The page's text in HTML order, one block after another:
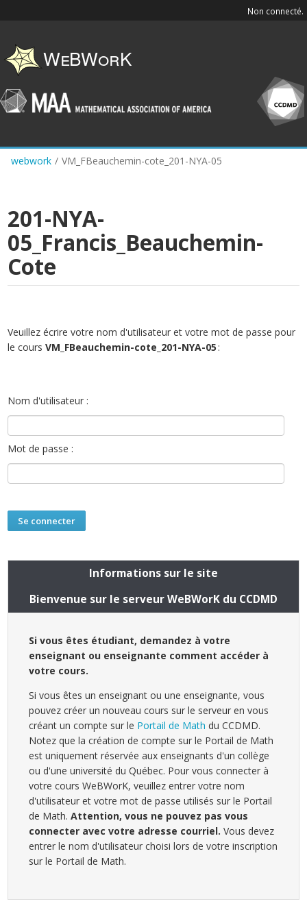
content
Non connecté.
webwork / VM_FBeauchemin-cote_201-NYA-05
201-NYA-
05_Francis_Beauchemin-
Cote
Veuillez écrire votre nom d'utilisateur et votre mot de passe pour
le coursVM_FBeauchemin-cote_201-NYA-05 :
Nom d'utilisateur :
Mot de passe :
Informations sur le site
Bienvenue sur le serveur WeBWorK du CCDMD
Si vous êtes étudiant, demandez à votre
enseignant ou enseignante comment accéder à
votre cours.
Si vous êtes un enseignant ou une enseignante, vous
pouvez créer un nouveau cours sur le serveur en vous
créant un compte sur le Portail de Math du CCDMD.
Notez que la création de compte sur le Portail de Math
est uniquement réservée aux enseignants d'un collège
ou d'une université du Québec. Pour vous connecter à
votre cours WeBWorK, veuillez entrer votre nom
d'utilisateur et votre mot de passe utilisés sur le Portail
de Math.Attention, vous ne pouvez pas vous
connecter avec votre adresse courriel. Vous devez
entrer le nom d'utilisateur choisi lors de votre inscription
sur le Portail de Math.